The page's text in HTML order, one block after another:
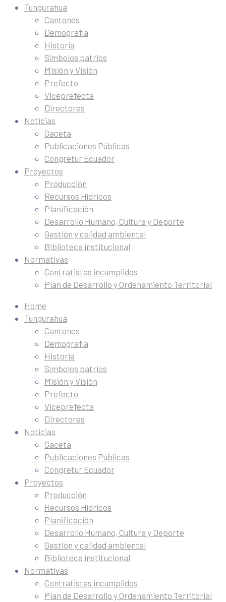
Tungurahua
Cantones
Demografía
Historia
Símbolos patrios
Misión y Visión
Prefecto
Viceprefecta
Directores
Noticias
Gaceta
Publicaciones Públicas
Congretur Ecuador
Proyectos
Producción
Recursos Hídricos
Planificación
Desarrollo Humano, Cultura y Deporte
Gestión y calidad ambiental
Biblioteca institucional
Normativas
Contratistas incumplidos
Plan de Desarrollo y Ordenamiento Territorial
Home
Tungurahua
Cantones
Demografía
Historia
Símbolos patrios
Misión y Visión
Prefecto
Viceprefecta
Directores
Noticias
Gaceta
Publicaciones Públicas
Congretur Ecuador
Proyectos
Producción
Recursos Hídricos
Planificación
Desarrollo Humano, Cultura y Deporte
Gestión y calidad ambiental
Biblioteca institucional
Normativas
Contratistas incumplidos
Plan de Desarrollo y Ordenamiento Territorial